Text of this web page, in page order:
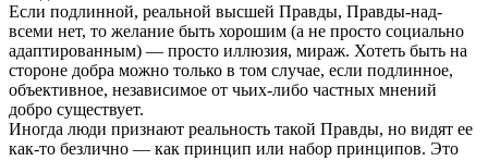
Если подлинной, реальной высшей Правды, Правды-над-
всеми нет, то желание быть хорошим (а не просто социально
адаптированным) — просто иллюзия, мираж. Хотеть быть на
стороне добра можно только в том случае, если подлинное,
объективное, независимое от чьих-либо частных мнений
добро существует.
Иногда люди признают реальность такой Правды, но видят ее
как-то безлично — как принцип или набор принципов. Это